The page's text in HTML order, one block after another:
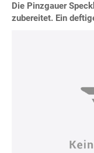
Die Pinzgauer
zubereitet. Ein